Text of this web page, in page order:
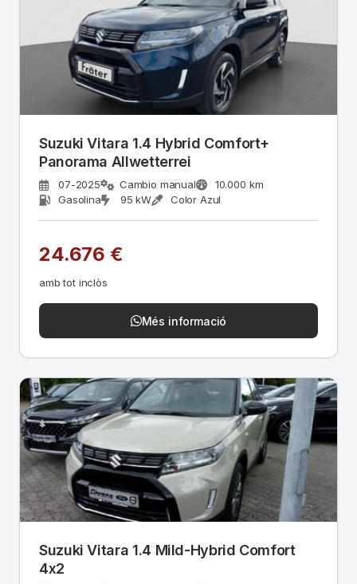
Suzuki Vitara 1.4 Hybrid Comfort+
Panorama Allwetterrei
07-2025 Cambio manual
10.000 km
Gasolina
95 kW Color Azul
24.676 €
amb tot inclòs
Més informació
Suzuki Vitara 1.4 Mild-Hybrid Comfort
4x2